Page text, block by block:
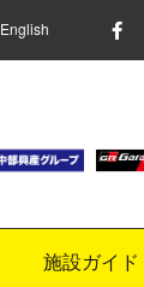
English
施設ガイド